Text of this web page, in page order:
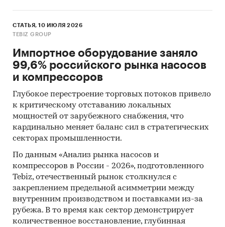
СТАТЬЯ, 10 ИЮЛЯ 2026
TEBIZ GROUP
Импортное оборудование заняло
99,6% российского рынка насосов
и компрессоров
Глубокое перестроение торговых потоков привело
к критическому отставанию локальных
мощностей от зарубежного снабжения, что
кардинально меняет баланс сил в стратегических
секторах промышленности.
По данным «Анализ рынка насосов и
компрессоров в России - 2026», подготовленного
Tebiz, отечественный рынок столкнулся с
закреплением предельной асимметрии между
внутренним производством и поставками из-за
рубежа. В то время как сектор демонстрирует
количественное восстановление, глубинная